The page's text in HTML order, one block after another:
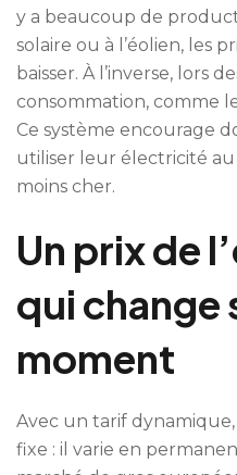
y a beaucoup de
solaire ou à l’éolien, les
baisser. À l’inverse, lors
consommation, comme
Ce système encourage
utiliser leur électricité
moins cher.
Un prix de
qui change
moment
Avec un tarif
fixe : il varie en